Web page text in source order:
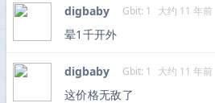
digbaby Gbit: 1 大约 11 年前
晕1千开外
digbaby Gbit: 1 大约 11 年前
这价格无敌了